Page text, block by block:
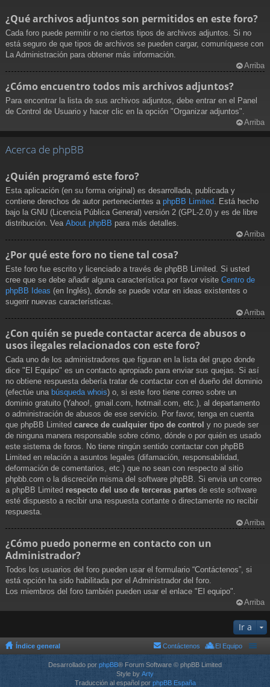
¿Qué archivos adjuntos son permitidos en este foro?
Cada foro puede permitir o no ciertos tipos de archivos adjuntos. Si no
está seguro de que tipos de archivos se pueden cargar, comuníquese con
La Administración para obtener más información.
Arriba
¿Cómo encuentro todos mis archivos adjuntos?
Para encontrar la lista de sus archivos adjuntos, debe entrar en el Panel
de Control de Usuario y hacer clic en la opción "Organizar adjuntos".
Arriba
Acerca de phpBB
¿Quién programó este foro?
Esta aplicación (en su forma original) es desarrollada, publicada y
contiene derechos de autor pertenecientes a phpBB Limited . Está hecho
bajo la GNU (Licencia Pública General) versión 2 (GPL-2.0) y es de libre
distribución. Vea About phpBB para más detalles.
Arriba
¿Por qué este foro no tiene tal cosa?
Este foro fue escrito y licenciado a través de phpBB Limited. Si usted
cree que se debe añadir alguna característica por favor visite Centro de
phpBB Ideas (en Inglés), donde se puede votar en ideas existentes o
sugerir nuevas características.
Arriba
¿Con quién se puede contactar acerca de abusos o
usos ilegales relacionados con este foro?
Cada uno de los administradores que figuran en la lista del grupo donde
dice "El Equipo" es un contacto apropiado para enviar sus quejas. Si así
no obtiene respuesta debería tratar de contactar con el dueño del dominio
(efectúe una búsqueda whois) o, si este foro tiene correo sobre un
dominio gratuito (Yahoo!, gmail.com, hotmail.com, etc.), al departamento
o administración de abusos de ese servicio. Por favor, tenga en cuenta
que phpBB Limited carece de cualquier tipo de control y no puede ser
de ninguna manera responsable sobre cómo, dónde o por quién es usado
este sistema de foros. No tiene ningún sentido contactar con phpBB
Limited en relación a asuntos legales (difamación, responsabilidad,
deformación de comentarios, etc.) que no sean con respecto al sitio
phpbb.com o la discreción misma del software phpBB. Si envia un correo
a phpBB Limited respecto del uso de terceras partes de este software
esté dispuesto a recibir una respuesta cortante o directamente no recibir
respuesta.
Arriba
¿Cómo puedo ponerme en contacto con un
Administrador?
Todos los usuarios del foro pueden usar el formulario “Contáctenos”, si
está opción ha sido habilitada por el Administrador del foro.
Los miembros del foro también pueden usar el enlace "El equipo".
Arriba
Ir a
Índice general El Equipo
Contáctenos
Desarrollado por phpBB® Forum Software © phpBB Limited
Style by Arty
Traducción al español por phpBB España